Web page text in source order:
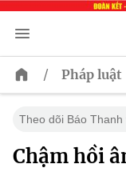
/ Pháp luật
Theo dõi Báo Thanh
Chậm hồi